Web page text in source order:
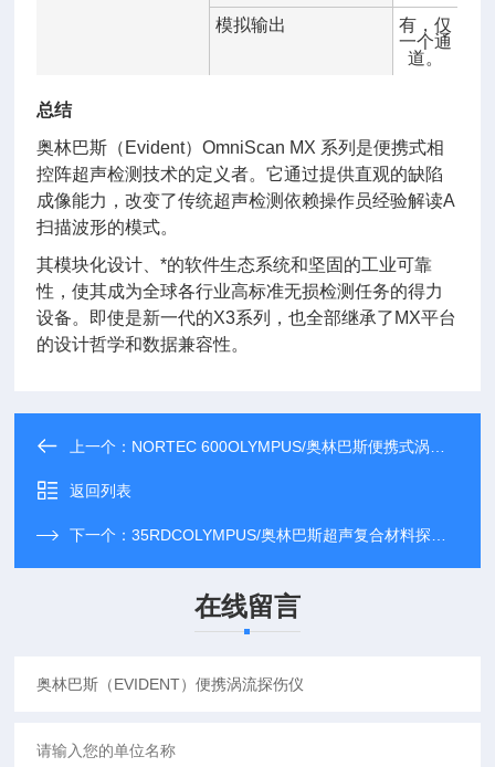
模拟输出
有，仅
一个通
道。
总结
奥林巴斯（Evident）OmniScan MX 系列是便携式相
控阵超声检测技术的定义者。它通过提供直观的缺陷
成像能力，改变了传统超声检测依赖操作员经验解读A
扫描波形的模式。
其模块化设计、*的软件生态系统和坚固的工业可靠
性，使其成为全球各行业高标准无损检测任务的得力
设备。即使是新一代的X3系列，也全部继承了MX平台
的设计哲学和数据兼容性。
上一个： NORTEC 600OLYMPUS/奥林巴斯便携式涡流探伤仪
返回列表
下一个：35RDCOLYMPUS/奥林巴斯超声复合材料探伤仪
在线留言